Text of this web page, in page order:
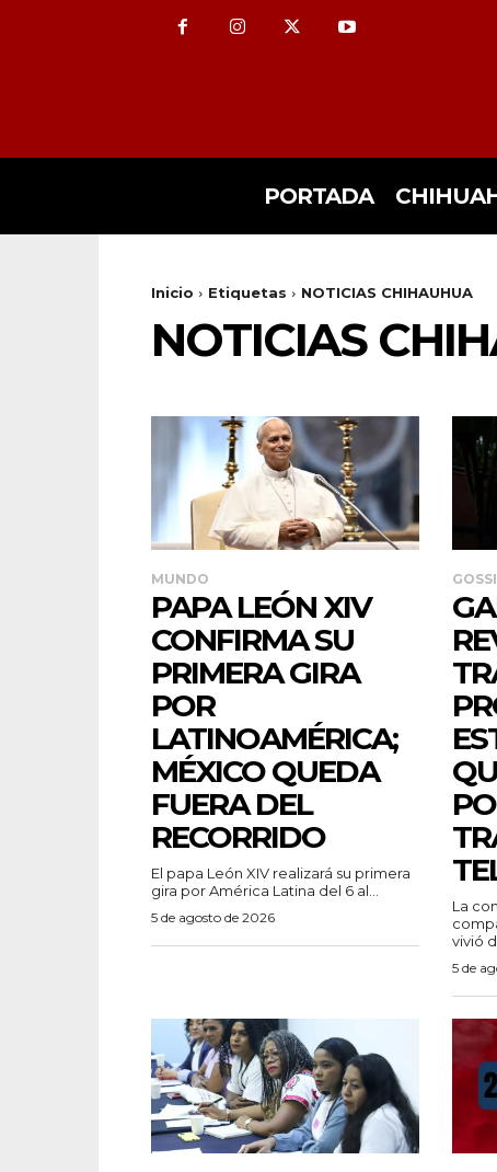
PORTADA
Inicio Etiquetas NOTICIAS CHIHAUHUA
NOTICIAS
MUNDO
PAPA LEÓN XIV
CONFIRMA SU
PRIMERA GIRA
POR
LATINOAMÉRICA;
MÉXICO QUEDA
FUERA DEL
RECORRIDO
El papa León XIV realizará su primera
gira por América Latina del 6 al...
5 de agosto de 2026
La
vivió
5 de